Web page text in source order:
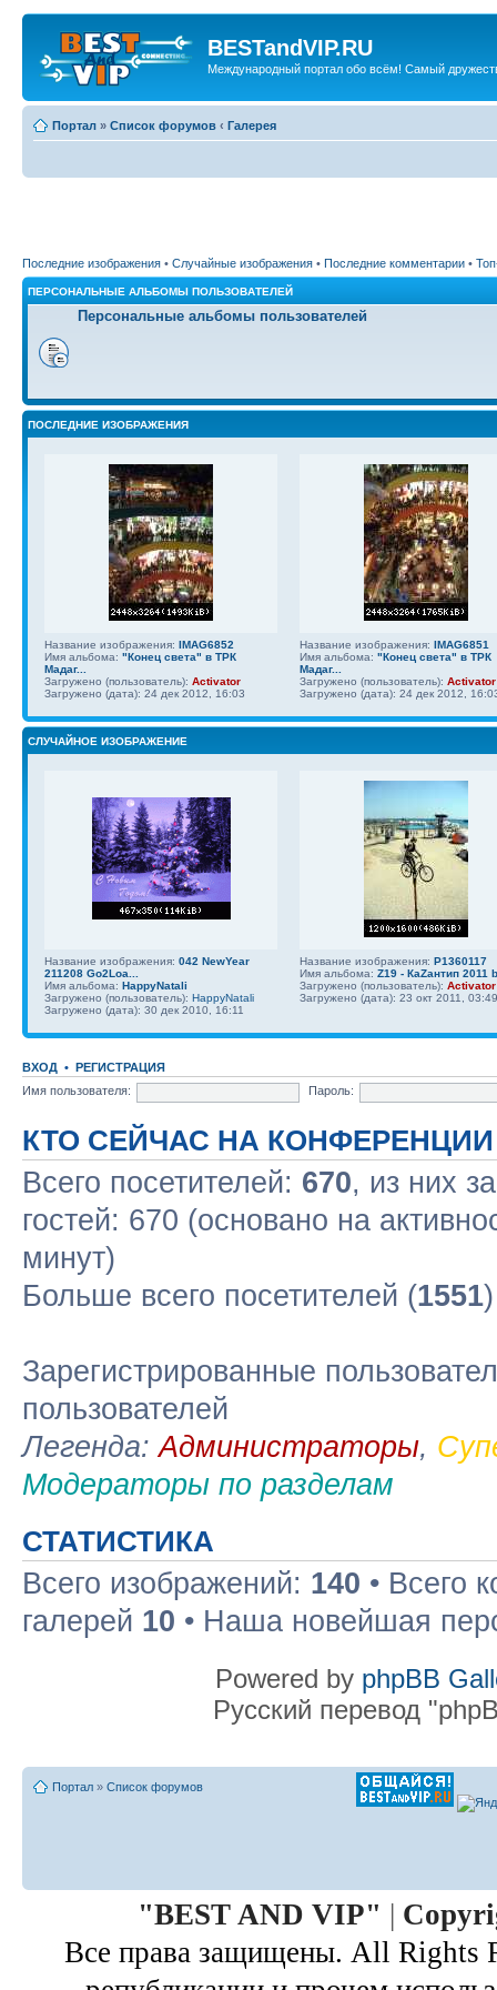
BESTandVIP.RU
Международный портал обо всём! Самый
Портал » Список форумов ‹ Галерея
Последние изображения • Случайные изображения • Последние комментарии •
ПЕРСОНАЛЬНЫЕ АЛЬБОМЫ ПОЛЬЗОВАТЕЛЕЙ
Персональные альбомы пользователей
ПОСЛЕДНИЕ ИЗОБРАЖЕНИЯ
Название изображения: IMAG6852
Имя альбома: "Конец света" в ТРК
Мадаг...
Загружено (пользователь): Activator
Загружено (дата): 24 дек 2012, 16:03
Название изображения: IMAG6851
Имя альбома: "Конец света" в ТРК
Мадаг...
Загружено (пользователь): Activator
Загружено (дата): 24 дек 2012,
СЛУЧАЙНОЕ ИЗОБРАЖЕНИЕ
Название изображения: 042 NewYear
211208 Go2Loa...
Имя альбома: HappyNatali
Загружено (пользователь): HappyNatali
Загружено (дата): 30 дек 2010, 16:11
Название изображения: P1360117
Имя альбома: Z19 - КаZантип 2011
Загружено (пользователь): Activator
Загружено (дата): 23 окт 2011, 03:49
ВХОД • РЕГИСТРАЦИЯ
Имя пользователя:
Пароль:
КТО СЕЙЧАС НА КОНФЕРЕНЦИИ
Всего посетителей: 670, из них
гостей: 670 (основано на
минут)
Больше всего посетителей (1551
Зарегистрированные
пользователей
Легенда:Администраторы,
Модераторы по разделам
СТАТИСТИКА
Всего изображений: 140 • Всего
галерей 10 • Наша новейшая
Powered by phpBB
Русский перевод
Портал » Список форумов
"BEST AND VIP" |
Все права защищены. All Rights